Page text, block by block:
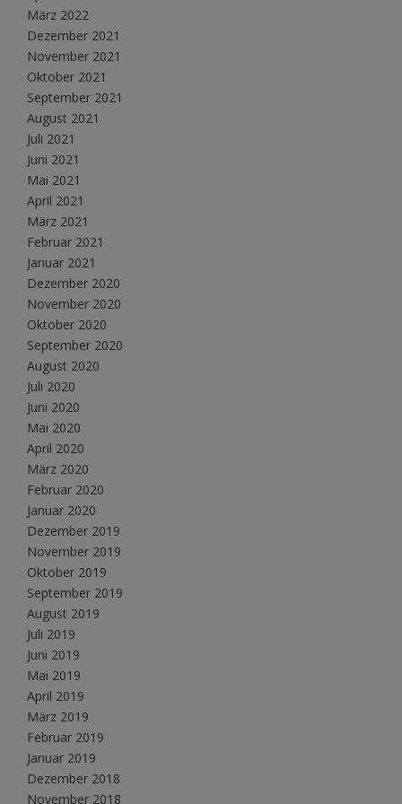
März 2022
Dezember 2021
November 2021
Oktober 2021
September 2021
August 2021
Juli 2021
Juni 2021
Mai 2021
April 2021
März 2021
Februar 2021
Januar 2021
Dezember 2020
November 2020
Oktober 2020
September 2020
August 2020
Juli 2020
Juni 2020
Mai 2020
April 2020
März 2020
Februar 2020
Januar 2020
Dezember 2019
November 2019
Oktober 2019
September 2019
August 2019
Juli 2019
Juni 2019
Mai 2019
April 2019
März 2019
Februar 2019
Januar 2019
Dezember 2018
November 2018